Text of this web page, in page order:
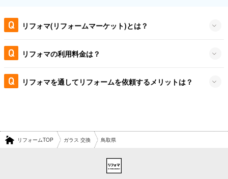
リフォマ(リフォームマーケット)とは？
リフォマの利用料金は？
リフォマを通してリフォームを依頼するメリットは？
リフォームTOP ガラス 交換 鳥取県